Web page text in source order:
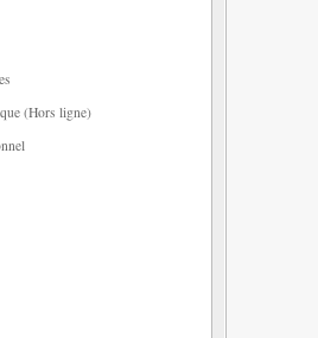
(Hors ligne)